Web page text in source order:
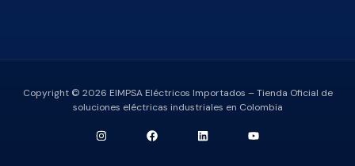
Copyright © 2026 EIMPSA Eléctricos Importados – Tienda Oficial de
soluciones eléctricas industriales en Colombia